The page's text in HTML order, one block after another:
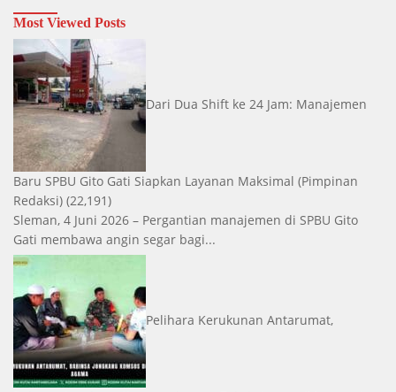
Most Viewed Posts
Dari Dua Shift ke 24 Jam: Manajemen
Baru SPBU Gito Gati Siapkan Layanan Maksimal (Pimpinan
Redaksi) (22,191)
Sleman, 4 Juni 2026 – Pergantian manajemen di SPBU Gito
Gati membawa angin segar bagi...
Pelihara Kerukunan Antarumat,